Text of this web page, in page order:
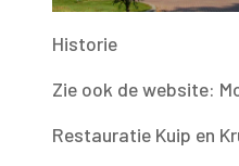
Historie
Zie ook de website:
Restauratie Kuip en